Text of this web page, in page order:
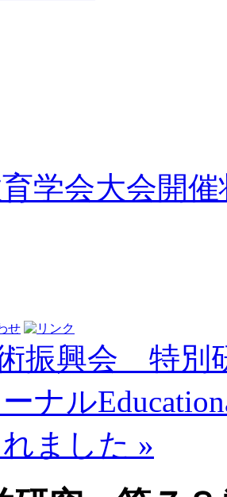
学会大会開
振興会 特別
ナル
ました »